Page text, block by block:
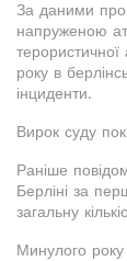
За даними
напруженою
року в
інциденти.
Вирок суду
Раніше
Берліні за
загальну
Минулого року